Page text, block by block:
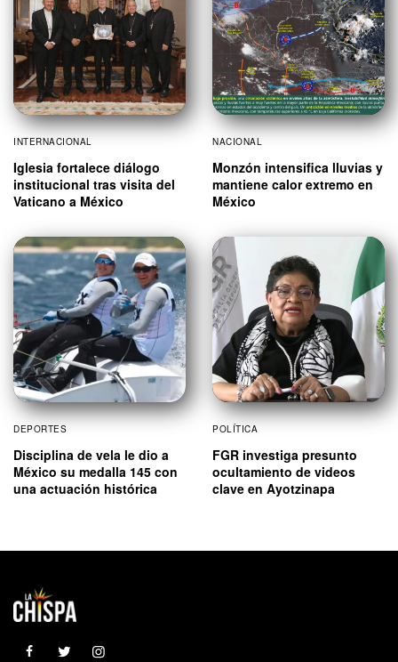
INTERNACIONAL
Iglesia fortalece diálogo
institucional tras visita del
Vaticano a México
NACIONAL
Monzón intensifica lluvias y
mantiene calor extremo en
México
DEPORTES
Disciplina de vela le dio a
México su medalla 145 con
una actuación histórica
POLÍTICA
FGR investiga presunto
ocultamiento de videos
clave en Ayotzinapa